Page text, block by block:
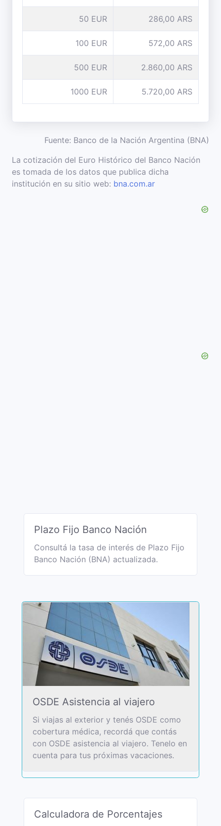
50 EUR 286,00 ARS
100 EUR 572,00 ARS
500 EUR 2.860,00 ARS
1000 EUR 5.720,00 ARS
Fuente: Banco de la Nación Argentina (BNA)
La cotización del Euro Histórico del Banco Nación
es tomada de los datos que publica dicha
institución en su sitio web: bna.com.ar
Plazo Fijo Banco Nación
Consultá la tasa de interés de Plazo Fijo
Banco Nación (BNA) actualizada.
OSDE Asistencia al viajero
Si viajas al exterior y tenés OSDE como
cobertura médica, recordá que contás
con OSDE asistencia al viajero. Tenelo en
cuenta para tus próximas vacaciones.
Calculadora de Porcentajes